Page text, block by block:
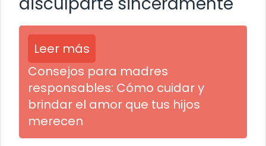
Leer más
Consejos para madres
responsables: Cómo cuidar y
brindar el amor que tus hijos
merecen